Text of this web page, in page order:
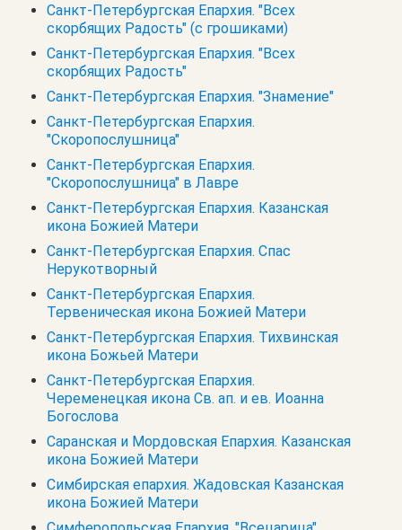
Санкт-Петербургская Епархия. "Всех
скорбящих Радость" (с грошиками)
Санкт-Петербургская Епархия. "Всех
скорбящих Радость"
Санкт-Петербургская Епархия. "Знамение"
Санкт-Петербургская Епархия.
"Скоропослушница"
Санкт-Петербургская Епархия.
"Скоропослушница" в Лавре
Санкт-Петербургская Епархия. Казанская
икона Божией Матери
Санкт-Петербургская Епархия. Спас
Нерукотворный
Санкт-Петербургская Епархия.
Тервеническая икона Божией Матери
Санкт-Петербургская Епархия. Тихвинская
икона Божьей Матери
Санкт-Петербургская Епархия.
Череменецкая икона Св. ап. и ев. Иоанна
Богослова
Саранская и Мордовская Епархия. Казанская
икона Божией Матери
Симбирская епархия. Жадовская Казанская
икона Божией Матери